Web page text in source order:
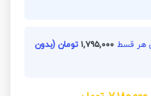
۱,۷۹۵,۰۰۰تومان (بدون